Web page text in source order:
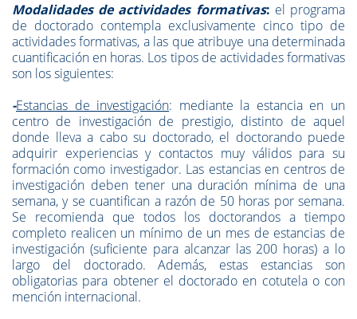
Modalidades de actividades formativas: el programa
de doctorado contempla exclusivamente cinco tipo de
actividades formativas, a las que atribuye una determinada
cuantificación en horas. Los tipos de actividades formativas
son los siguientes:
-Estancias de investigación: mediante la estancia en un
centro de investigación de prestigio, distinto de aquel
donde lleva a cabo su doctorado, el doctorando puede
adquirir experiencias y contactos muy válidos para su
formación como investigador. Las estancias en centros de
investigación deben tener una duración mínima de una
semana, y se cuantifican a razón de 50 horas por semana.
Se recomienda que todos los doctorandos a tiempo
completo realicen un mínimo de un mes de estancias de
investigación (suficiente para alcanzar las 200 horas) a lo
largo del doctorado. Además, estas estancias son
obligatorias para obtener el doctorado en cotutela o con
mención internacional.